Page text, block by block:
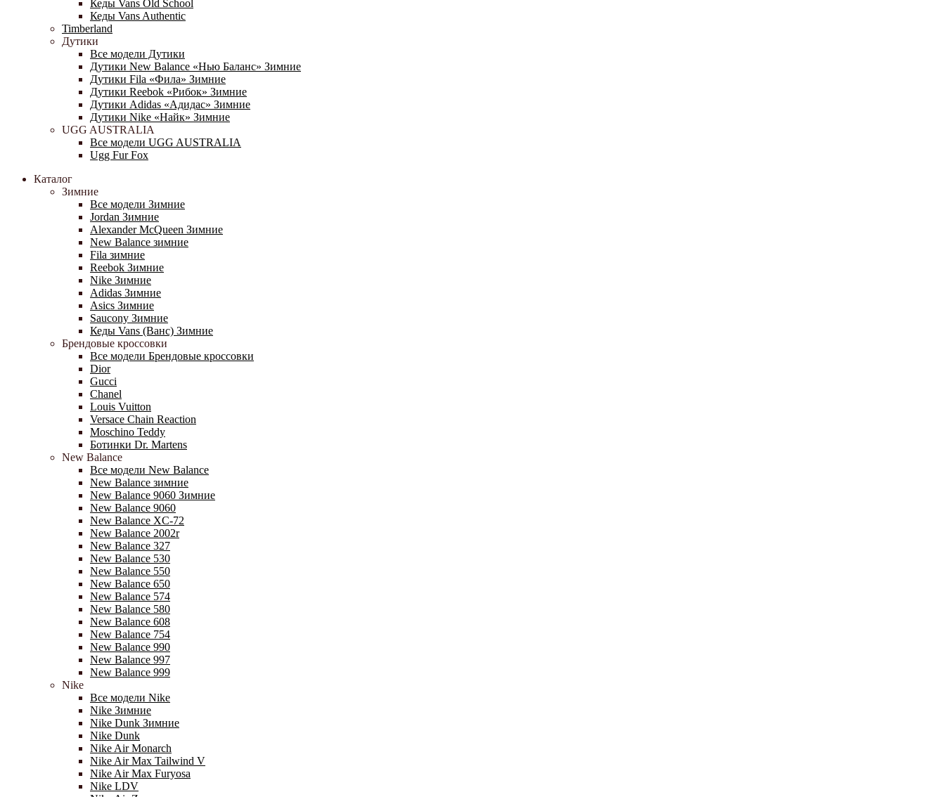
Кеды Vans Old School
Кеды Vans Authentic
Timberland
Дутики
Все модели Дутики
Дутики New Balance «Нью Баланс» Зимние
Дутики Fila «Фила» Зимние
Дутики Reebok «Рибок» Зимние
Дутики Adidas «Адидас» Зимние
Дутики Nike «Найк» Зимние
UGG AUSTRALIA
Все модели UGG AUSTRALIA
Ugg Fur Fox
Каталог
Зимние
Все модели Зимние
Jordan Зимние
Alexander McQueen Зимние
New Balance зимние
Fila зимние
Reebok Зимние
Nike Зимние
Adidas Зимние
Asics Зимние
Saucony Зимние
Кеды Vans (Ванс) Зимние
Брендовые кроссовки
Все модели Брендовые кроссовки
Dior
Gucci
Chanel
Louis Vuitton
Versace Chain Reaction
Moschino Teddy
Ботинки Dr. Martens
New Balance
Все модели New Balance
New Balance зимние
New Balance 9060 Зимние
New Balance 9060
New Balance XC-72
New Balance 2002r
New Balance 327
New Balance 530
New Balance 550
New Balance 650
New Balance 574
New Balance 580
New Balance 608
New Balance 754
New Balance 990
New Balance 997
New Balance 999
Nike
Все модели Nike
Nike Зимние
Nike Dunk Зимние
Nike Dunk
Nike Air Monarch
Nike Air Max Tailwind V
Nike Air Max Furyosa
Nike LDV